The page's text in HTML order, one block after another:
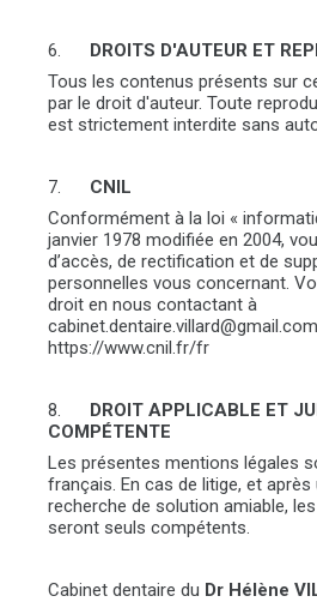
6. DROITS D'AUTEUR ET
Tous les contenus présents sur
par le droit d'auteur. Toute
est strictement interdite sans
7. CNIL
Conformément à la loi «
janvier 1978 modifiée en 2004,
d’accès, de rectification et de
personnelles vous concernant.
droit en nous contactant à
https://www.cnil.fr/fr
8. DROIT APPLICABLE ET
COMPÉTENTE
Les présentes mentions légales
français. En cas de litige, et
recherche de solution amiable,
seront seuls compétents.
Cabinet dentaire du Dr Hélène